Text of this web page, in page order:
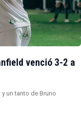
venció 3-2 a
un tanto de Bruno